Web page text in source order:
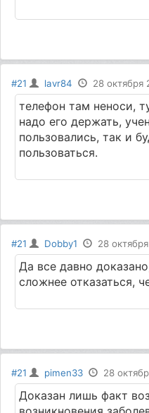
#21 lavr84 28 октября
телефон там неноси,
надо его держать,
пользовались, так и
пользоваться.
#21 Dobby1 28
Да все давно
сложнее отказаться,
#21 pimen33 28
Доказан лишь факт